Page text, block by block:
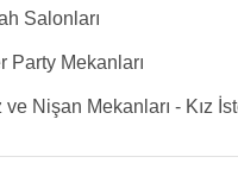
Salonları
Party Mekanları
ve Nişan Mekanları - Kız